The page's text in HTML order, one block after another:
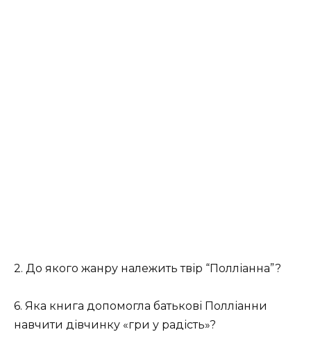
2. До якого жанру належить твір “Полліанна”?
6. Яка книга допомогла батькові Полліанни
навчити дівчинку «гри у радість»?